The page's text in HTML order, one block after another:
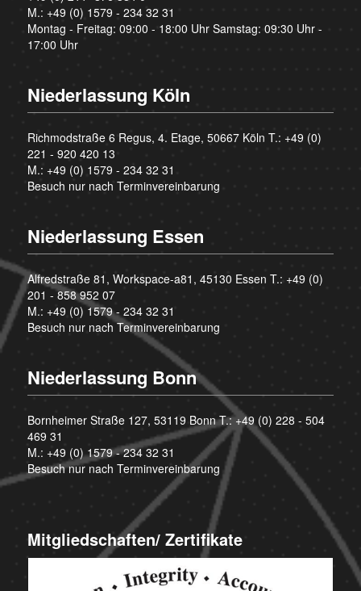
M.: +49 (0) 1579 - 234 32 31
Montag - Freitag: 09:00 - 18:00 Uhr Samstag: 09:30 Uhr -
17:00 Uhr
Niederlassung Köln
Richmodstraße 6 Regus, 4. Etage, 50667 Köln T.: +49 (0)
221 - 920 420 13
M.: +49 (0) 1579 - 234 32 31
Besuch nur nach Terminvereinbarung
Niederlassung Essen
Alfredstraße 81, Workspace-a81, 45130 Essen T.: +49 (0)
201 - 858 952 07
M.: +49 (0) 1579 - 234 32 31
Besuch nur nach Terminvereinbarung
Niederlassung Bonn
Bornheimer Straße 127, 53119 Bonn T.:+49 (0) 228 - 504
469 31
M.: +49 (0) 1579 - 234 32 31
Besuch nur nach Terminvereinbarung
Mitgliedschaften/ Zertifikate